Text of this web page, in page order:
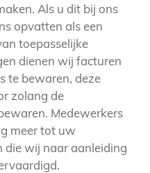
Als u dit bij ons
opvatten als een
toepasselijke
dienen wij facturen
te bewaren, deze
zolang de
Medewerkers
meer tot uw
die wij naar aanleiding